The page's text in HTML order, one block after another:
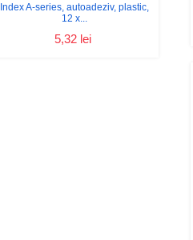
Index A-series, autoadeziv, plastic,
12 x...
5,32 lei